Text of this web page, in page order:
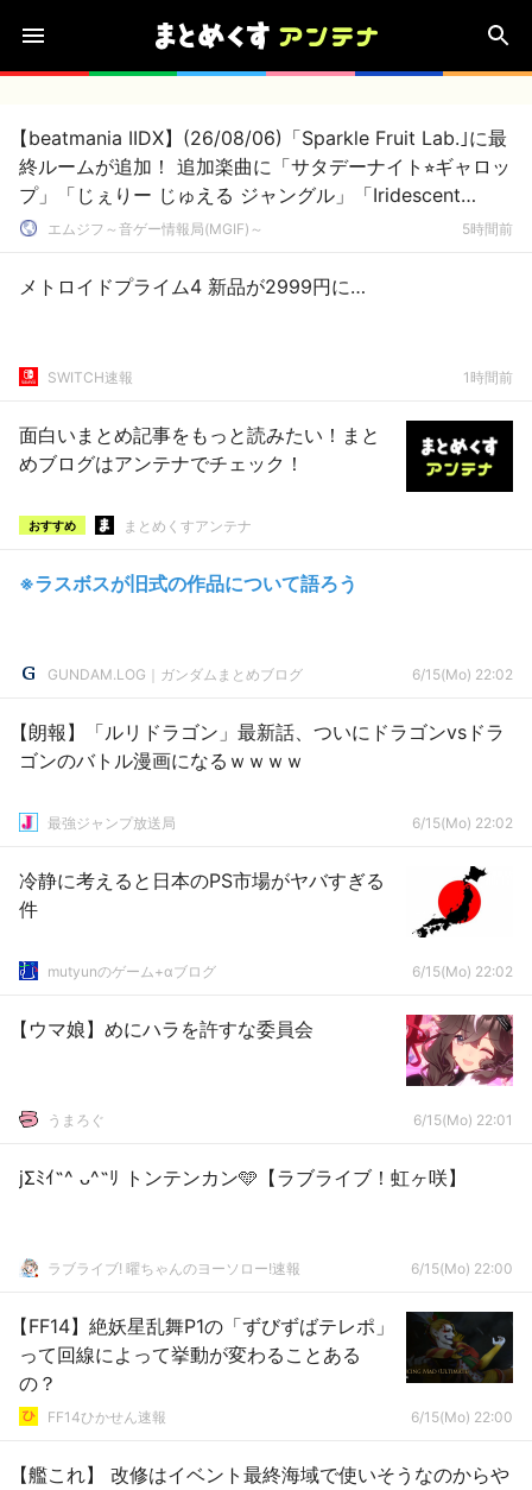
【beatmania IIDX】(26/08/06)「Sparkle Fruit Lab.｣に最
終ルームが追加！ 追加楽曲に「サタデーナイト⭐︎ギャロッ
プ」「じぇりー じゅえる ジャングル」「Iridescent
Memories」が登場！！
エムジフ～音ゲー情報局(MGIF)～ 5時間前
メトロイドプライム4 新品が2999円に…
SWITCH速報 1時間前
面白いまとめ記事をもっと読みたい！まと
めブログはアンテナでチェック！
おすすめ まとめくすアンテナ
※ラスボスが旧式の作品について語ろう
GUNDAM.LOG｜ガンダムまとめブログ 6/15(Mo) 22:02
【朗報】「ルリドラゴン」最新話、ついにドラゴンvsドラ
ゴンのバトル漫画になるｗｗｗｗ
最強ジャンプ放送局 6/15(Mo) 22:02
冷静に考えると日本のPS市場がヤバすぎる
件
mutyunのゲーム+αブログ 6/15(Mo) 22:02
【ウマ娘】めにハラを許すな委員会
うまろぐ 6/15(Mo) 22:01
jΣﾐｲ˶^ ᴗ^˶ﾘ トンテンカン🩵【ラブライブ！虹ヶ咲】
ラブライブ! 曜ちゃんのヨーソロー!速報 6/15(Mo) 22:00
【FF14】絶妖星乱舞P1の「ずびずばテレポ」
って回線によって挙動が変わることある
の？
FF14ひかせん速報 6/15(Mo) 22:00
【艦これ】 改修はイベント最終海域で使いそうなのからや